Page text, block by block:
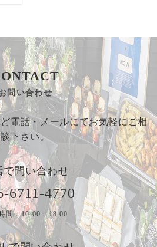
問い合わせ
電話・メールにてお気軽にご相
談下さい。
で問い合わせ
6711-4770
間：10:00 - 18:00